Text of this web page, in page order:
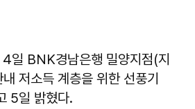
일 BNK경남은행 밀양지점(지
저소득 계층을 위한 선풍기
5일 밝혔다.